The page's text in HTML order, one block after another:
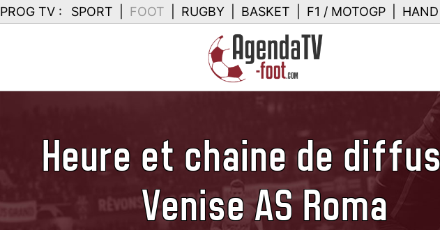
PROG TV : SPORT FOOT RUGBY BASKET F1 / MOTOGP HAND
Heure et chaine de
Venise AS Roma